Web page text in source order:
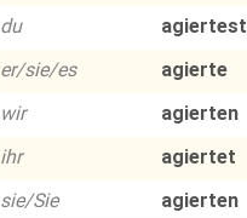
du
agiertest
er/sie/es
agierte
wir
agierten
ihr
agiertet
sie/Sie
agierten